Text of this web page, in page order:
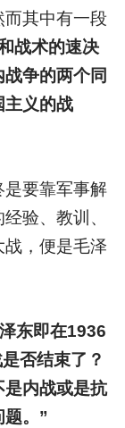
其中有一段
战术的速决
争的两个同
主义的战
是要靠军事解
验、教训、
，便是毛泽
东即在1936
否结束了？
内战或是抗
题。”